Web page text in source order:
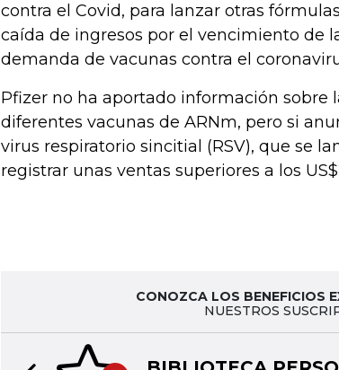
contra el Covid, para lanzar otras
caída de ingresos por el vencimiento de
demanda de vacunas contra el
Pfizer no ha aportado información sobre
diferentes vacunas de ARNm, pero si
virus respiratorio sincitial (RSV), que se
registrar unas ventas superiores a los
CONOZCA LOS BENEFICIOS
NUESTROS